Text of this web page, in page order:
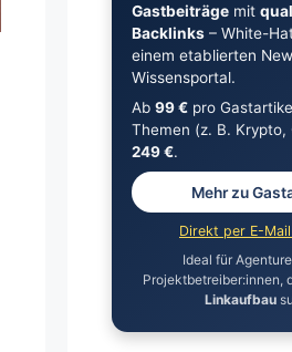
Gastbeiträgemit
Backlinks– White-
einem etablierten
Wissensportal.
Ab 99 €pro
Themen (z. B. Krypto,
249 €.
Mehr zu
Direkt per E-
Ideal für
Projektbetreiber:innen,
Linkaufbau